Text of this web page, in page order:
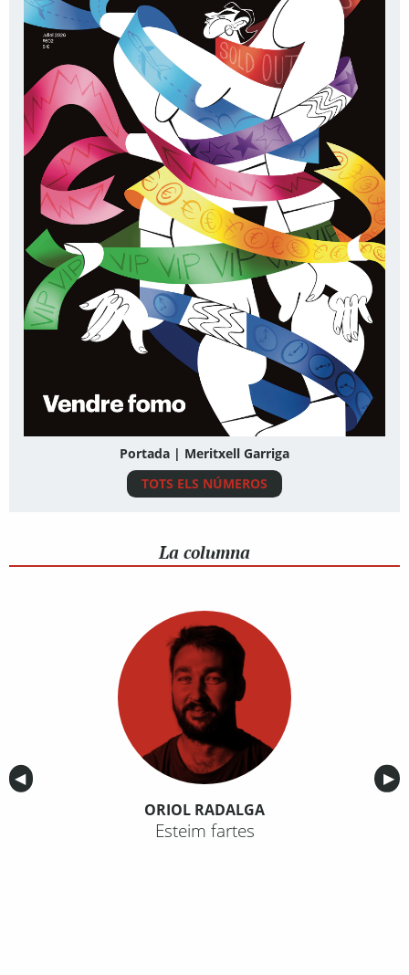
Portada | Meritxell Garriga
TOTS ELS NÚMEROS
La columna
Anterior
◀︎ ▶︎
ORIOL RADALGA
Esteim fartes